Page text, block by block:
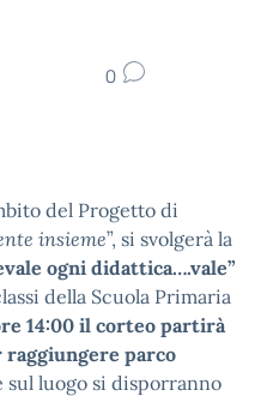
0
del Progetto di
insieme”, si svolgerà la
ogni didattica….vale”
della Scuola Primaria
14:00 il corteo partirà
parco
sul luogo si disporranno